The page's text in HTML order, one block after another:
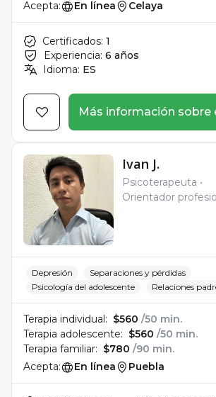
Acepta:
En línea Celaya
Certificados: 1
Experiencia: 6 años
Idioma: ES
Más información sobre
Ivan J.
Psicoterapeuta
Orientador
Depresión
Separaciones y pérdidas
Psicología del adolescente
Relaciones
Terapia individual: $560 /50 min.
Terapia adolescente: $560 /50 min.
Terapia familiar: $780 /90 min.
Acepta:
En línea Puebla